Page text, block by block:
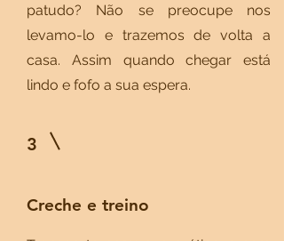
patudo? Não se preocupe nos
levamo-lo e trazemos de volta a
casa. Assim quando chegar está
lindo e fofo a sua espera.
3
Creche e treino